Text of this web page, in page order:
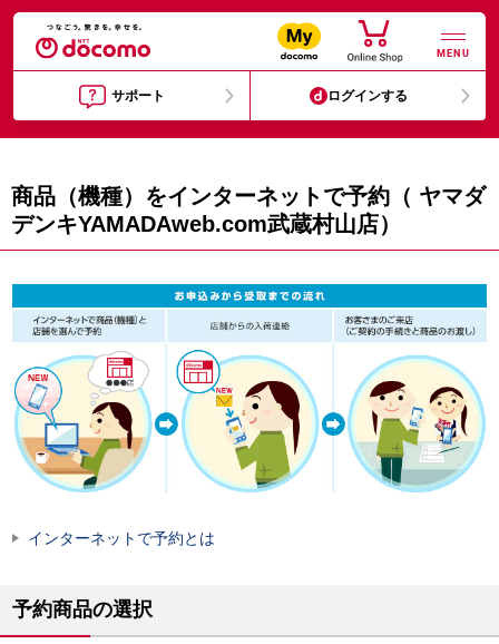
MENU
サポート ログインする
商品（機種）をインターネットで予約（ ヤマダ
デンキYAMADAweb.com武蔵村山店）
インターネットで予約とは
予約商品の選択